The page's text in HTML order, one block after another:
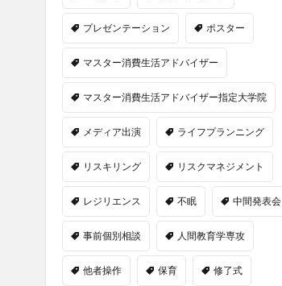
プレゼンテーション ポスター
マスター消費生活アドバイザー
マスター消費生活アドバイザー指定大学院
メディア出演 ライフプランニング
リスキリング リスクマネジメント
レジリエンス 不眠 中間発表会
事前個別相談 人間教育学専攻
他者操作 保育 修了式